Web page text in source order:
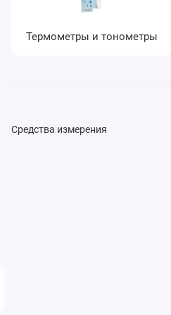
Термометры и тонометры
Средства измерения